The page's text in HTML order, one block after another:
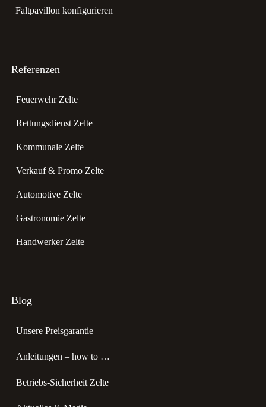
Faltpavillon konfigurieren
Referenzen
Feuerwehr Zelte
Rettungsdienst Zelte
Kommunale Zelte
Verkauf & Promo Zelte
Automotive Zelte
Gastronomie Zelte
Handwerker Zelte
Blog
Unsere Preisgarantie
Anleitungen – how to …
Betriebs-Sicherheit Zelte